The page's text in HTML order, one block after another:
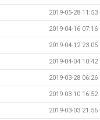
2019-05-28 11:53
2019-04-16 07:16
2019-04-12 23:05
2019-04-04 10:42
2019-03-28 06:26
2019-03-10 16:52
2019-03-03 21:56